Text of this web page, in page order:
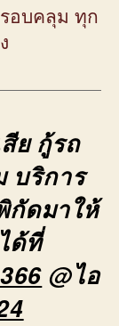
อบคลุม ทุก
ย กู้รถ
บริการ
กัดมาให้
ด้ที่
@ไอ